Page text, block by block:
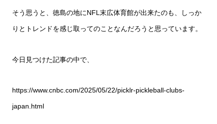
そう思うと、徳島の地にNFL末広体育館が出来たのも、しっか
りとトレンドを感じ取ってのことなんだろうと思っています。
今日見つけた記事の中で、
https://www.cnbc.com/2025/05/22/picklr-pickleball-clubs-
japan.html